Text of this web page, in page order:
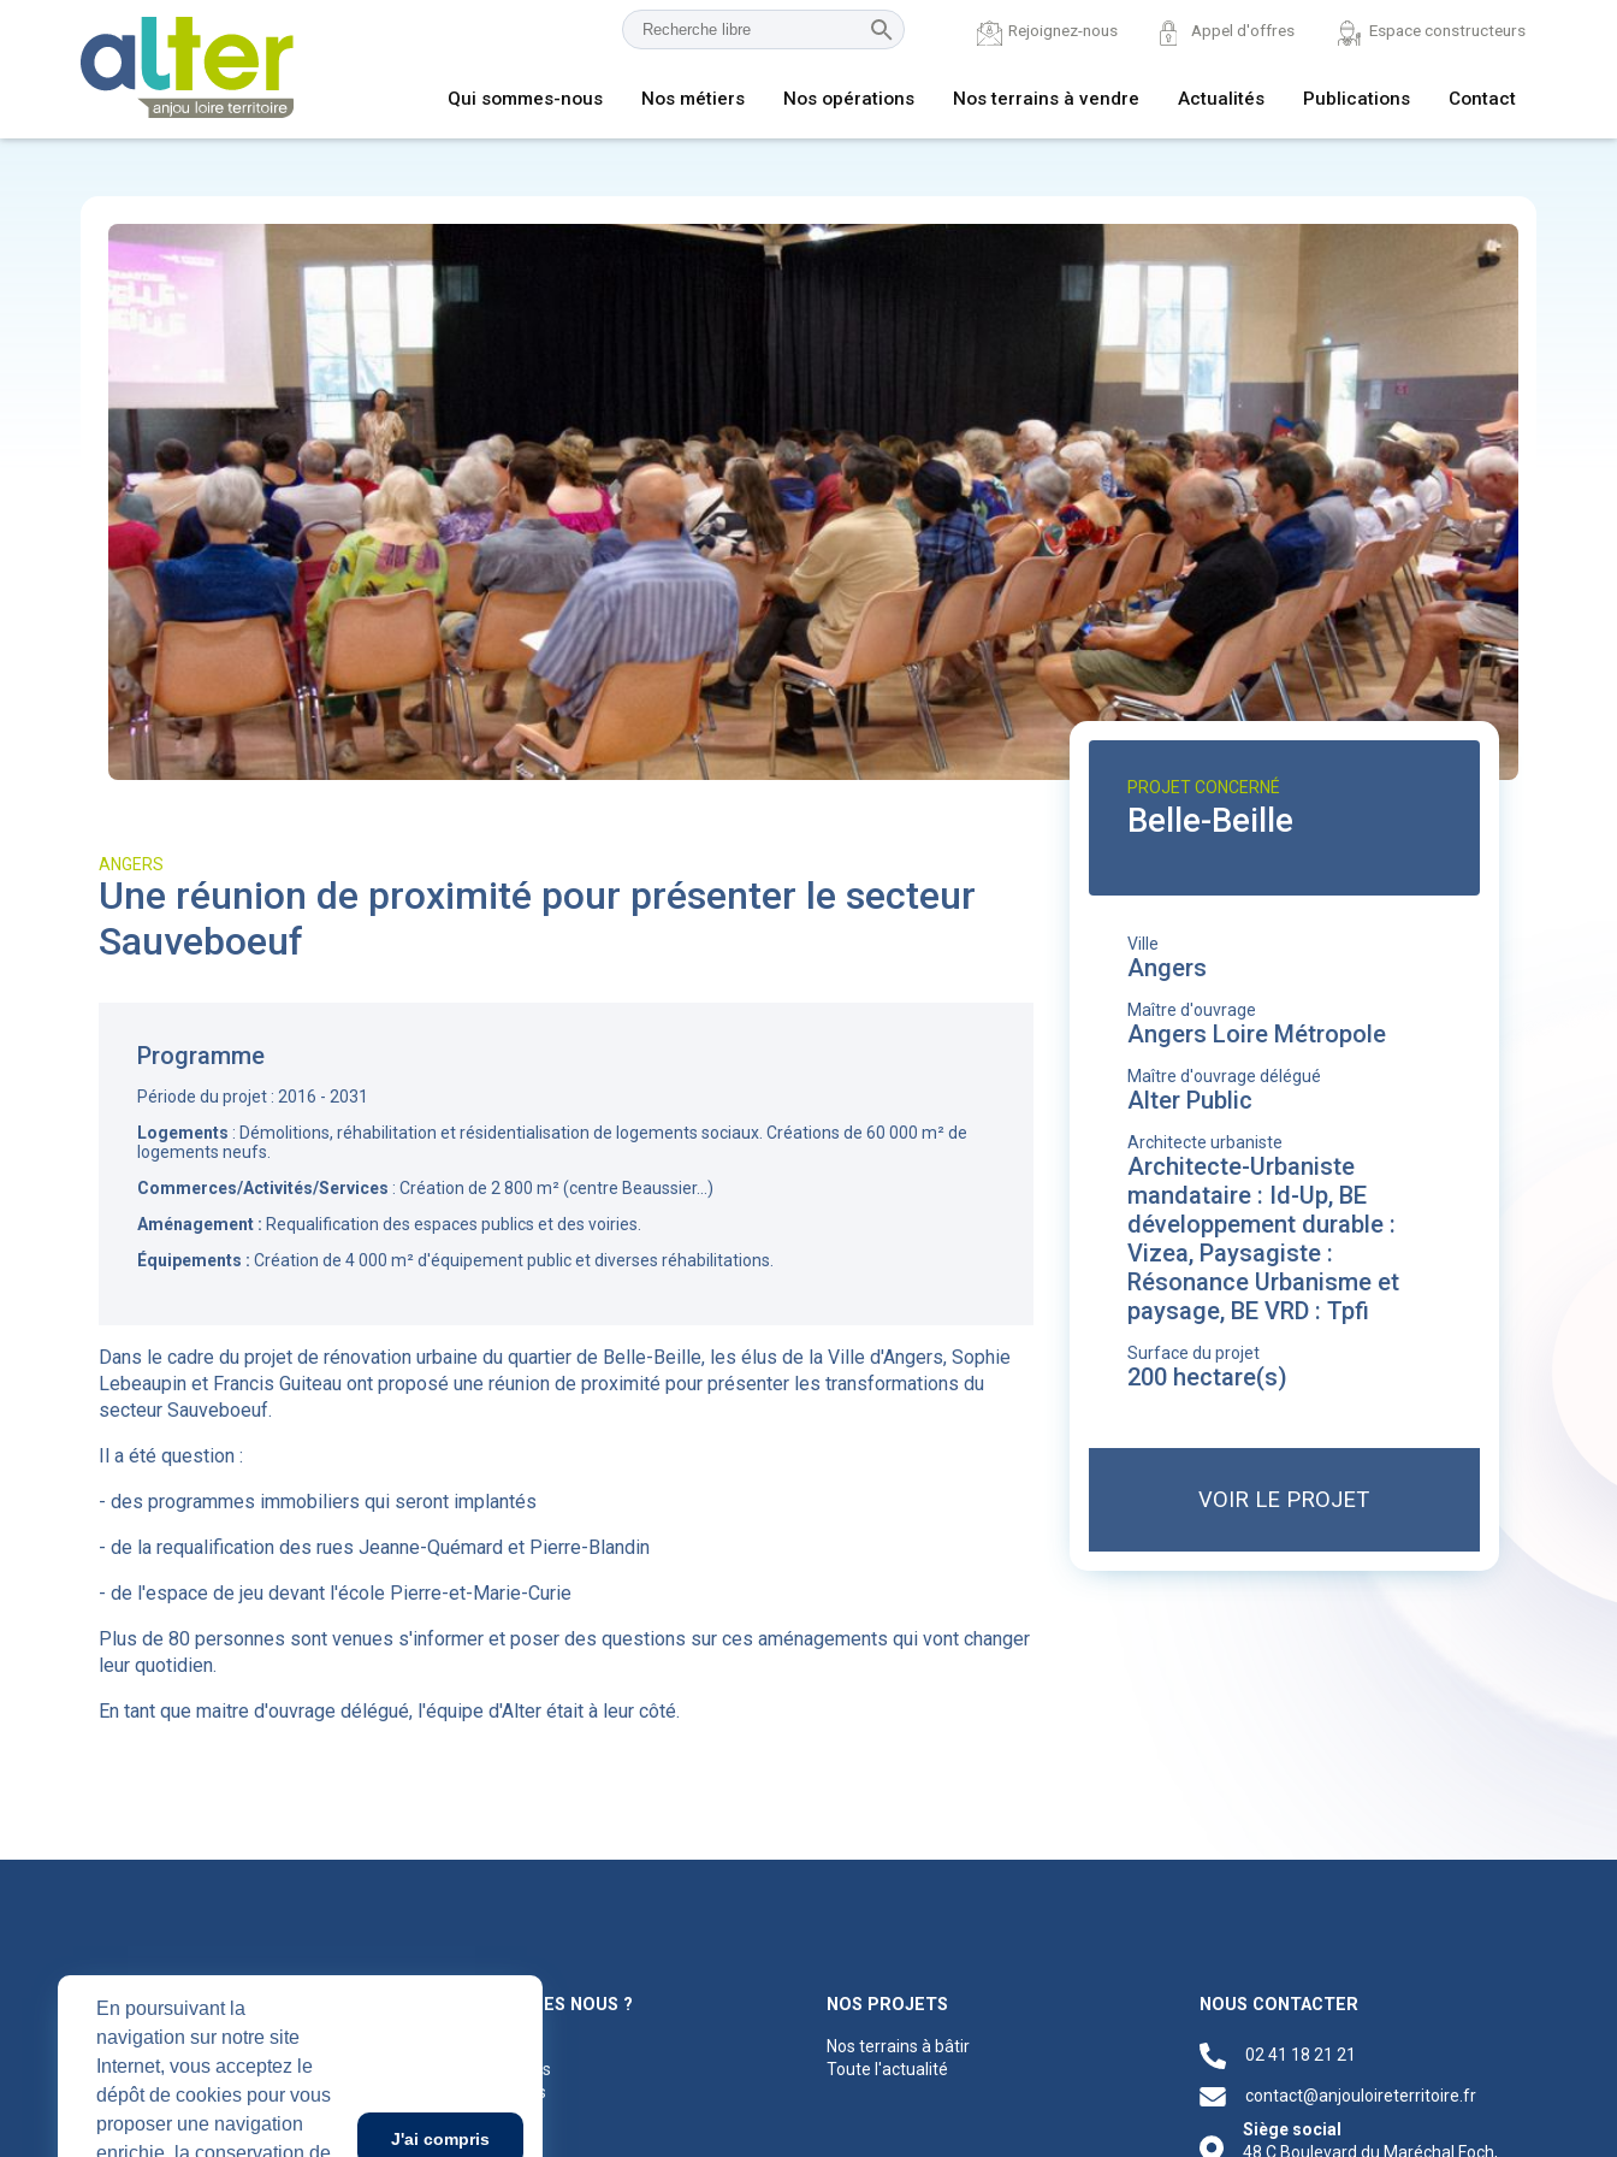
En poursuivant la
navigation sur notre site
Internet, vous acceptez le
dépôt de cookies pour vous
proposer une navigation
enrichie, la conservation de
J'ai compris
Rejoignez-nous Appel d'offres Espace constructeurs
Qui sommes-nous Nos métiers Nos opérations Nos terrains à vendre Actualités Publications Contact
ANGERS
Une réunion de proximité pour présenter le secteur
Sauveboeuf
Programme
Période du projet : 2016 - 2031
Logements : Démolitions, réhabilitation et résidentialisation de logements sociaux. Créations de 60 000 m² de
logements neufs.
Commerces/Activités/Services : Création de 2 800 m² (centre Beaussier...)
Aménagement : Requalification des espaces publics et des voiries.
Équipements : Création de 4 000 m² d'équipement public et diverses réhabilitations.
Dans le cadre du projet de rénovation urbaine du quartier de Belle-Beille, les élus de la Ville d'Angers, Sophie
Lebeaupin et Francis Guiteau ont proposé une réunion de proximité pour présenter les transformations du
secteur Sauveboeuf.
Il a été question :
- des programmes immobiliers qui seront implantés
- de la requalification des rues Jeanne-Quémard et Pierre-Blandin
- de l'espace de jeu devant l'école Pierre-et-Marie-Curie
Plus de 80 personnes sont venues s'informer et poser des questions sur ces aménagements qui vont changer
leur quotidien.
En tant que maitre d'ouvrage délégué, l'équipe d'Alter était à leur côté.
PROJET CONCERNÉ
Belle-Beille
Ville
Angers
Maître d'ouvrage
Angers Loire Métropole
Maître d'ouvrage délégué
Alter Public
Architecte urbaniste
Architecte-Urbaniste
mandataire : Id-Up, BE
développement durable :
Vizea, Paysagiste :
Résonance Urbanisme et
paysage, BE VRD : Tpfi
Surface du projet
200 hectare(s)
VOIR LE PROJET
SUIVEZ-NOUS
QUI SOMMES NOUS ?
Nos agences
Publications
NOS PROJETS
Nos terrains à bâtir
Toute l'actualité
NOUS CONTACTER
02 41 18 21 21
contact@anjouloireterritoire.fr
Siège social
48 C Boulevard du Maréchal Foch,